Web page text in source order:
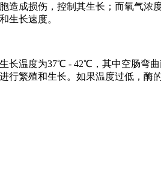
造成损伤，控制其生长；而氧气
生长速度。
长温度为37℃ - 42℃，其中空肠
行繁殖和生长。如果温度过低，